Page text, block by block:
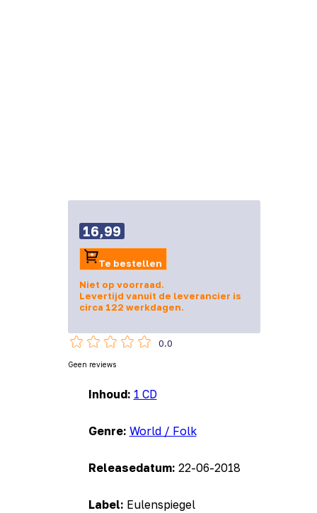
Inhoud: 1 CD
Genre: World / Folk
Releasedatum: 22-06-2018
Label: Eulenspiegel
16,99
Te bestellen
Niet op voorraad.
Levertijd vanuit de leverancier is
circa 122 werkdagen.
0.0
Geen reviews